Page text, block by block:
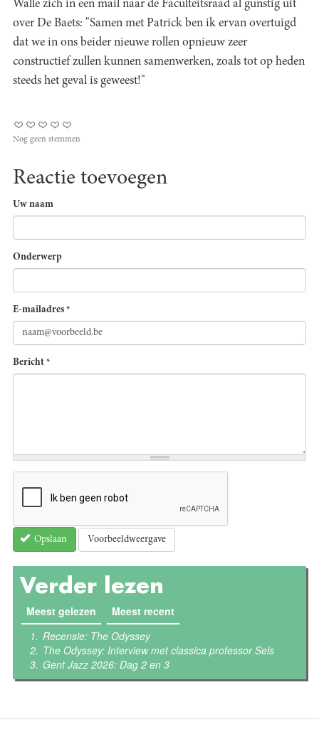
Walle zich in een mail naar de Faculteitsraad al gunstig uit
over De Baets: "Samen met Patrick ben ik ervan overtuigd
dat we in ons beider nieuwe rollen opnieuw zeer
constructief zullen kunnen samenwerken, zoals tot op heden
steeds het geval is geweest!"
Nog geen stemmen
Reactie toevoegen
Uw naam
Onderwerp
E-mailadres *
Bericht *
Opslaan Voorbeeldweergave
Verder lezen
Meest gelezen (actieve tabblad)
Meest recent
Recensie: The Odyssey
The Odyssey: Interview met classica professor Sels
Gent Jazz 2026: Dag 2 en 3